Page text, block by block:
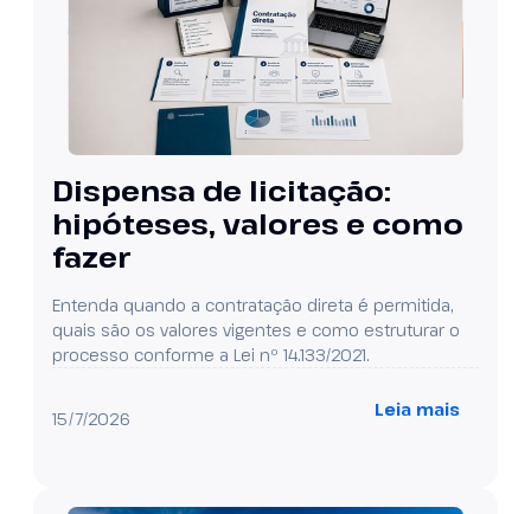
Dispensa de licitação:
hipóteses, valores e como
fazer
Entenda quando a contratação direta é permitida,
quais são os valores vigentes e como estruturar o
processo conforme a Lei nº 14.133/2021.
15/7/2026 Leia mais